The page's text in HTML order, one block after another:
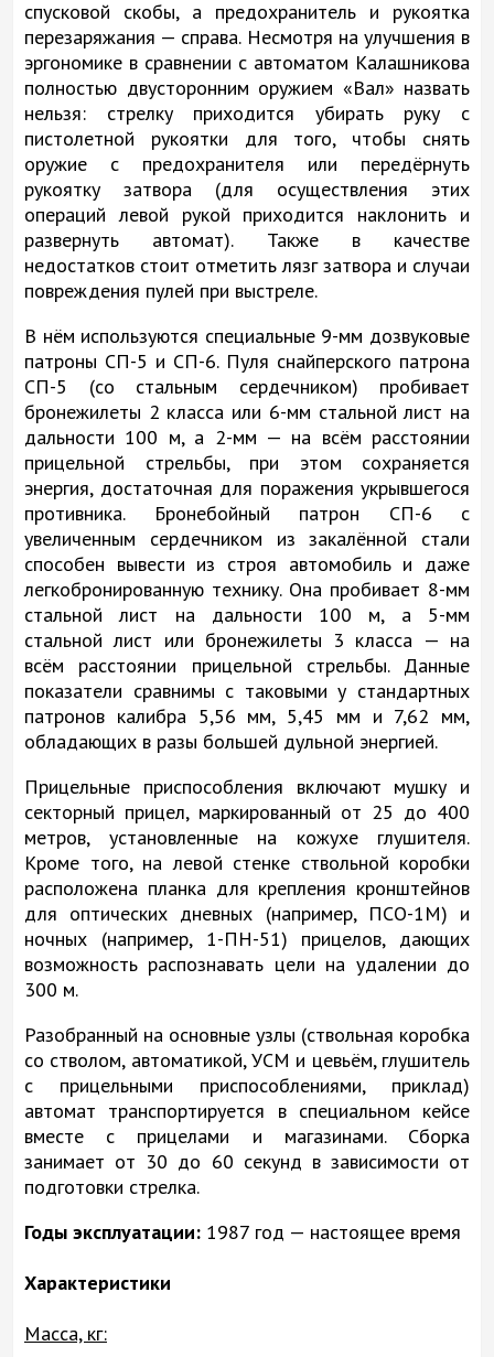
спусковой скобы, а предохранитель и рукоятка
перезаряжания — справа. Несмотря на улучшения в
эргономике в сравнении с автоматом Калашникова
полностью двусторонним оружием «Вал» назвать
нельзя: стрелку приходится убирать руку с
пистолетной рукоятки для того, чтобы снять
оружие с предохранителя или передёрнуть
рукоятку затвора (для осуществления этих
операций левой рукой приходится наклонить и
развернуть автомат). Также в качестве
недостатков стоит отметить лязг затвора и случаи
повреждения пулей при выстреле.
В нём используются специальные 9-мм дозвуковые
патроны СП-5 и СП-6. Пуля снайперского патрона
СП-5 (со стальным сердечником) пробивает
бронежилеты 2 класса или 6-мм стальной лист на
дальности 100 м, а 2-мм — на всём расстоянии
прицельной стрельбы, при этом сохраняется
энергия, достаточная для поражения укрывшегося
противника. Бронебойный патрон СП-6 с
увеличенным сердечником из закалённой стали
способен вывести из строя автомобиль и даже
легкобронированную технику. Она пробивает 8-мм
стальной лист на дальности 100 м, а 5-мм
стальной лист или бронежилеты 3 класса — на
всём расстоянии прицельной стрельбы. Данные
показатели сравнимы с таковыми у стандартных
патронов калибра 5,56 мм, 5,45 мм и 7,62 мм,
обладающих в разы большей дульной энергией.
Прицельные приспособления включают мушку и
секторный прицел, маркированный от 25 до 400
метров, установленные на кожухе глушителя.
Кроме того, на левой стенке ствольной коробки
расположена планка для крепления кронштейнов
для оптических дневных (например, ПСО-1М) и
ночных (например, 1-ПН-51) прицелов, дающих
возможность распознавать цели на удалении до
300 м.
Разобранный на основные узлы (ствольная коробка
со стволом, автоматикой, УСМ и цевьём, глушитель
с прицельными приспособлениями, приклад)
автомат транспортируется в специальном кейсе
вместе с прицелами и магазинами. Сборка
занимает от 30 до 60 секунд в зависимости от
подготовки стрелка.
Годы эксплуатации: 1987 год — настоящее время
Характеристики
Масса, кг: